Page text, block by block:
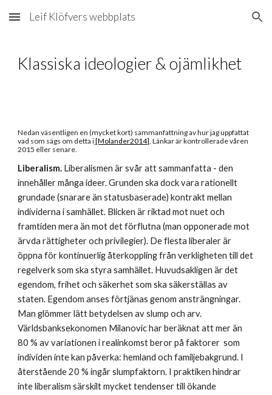
Skip to main content Skip to navigation
Leif Klöfvers webbplats
Klassiska ideologier & ojämlikhet
Nedan väsentligen en (mycket kort) sammanfattning av hur jag uppfattat
vad som sägs om detta i [Molander2014]. Länkar är kontrollerade våren
2015 eller senare.
Liberalism. Liberalismen är svår att sammanfatta - den
innehåller många ideer. Grunden ska dock vara rationellt
grundade (snarare än statusbaserade) kontrakt mellan
individerna i samhället. Blicken är riktad mot nuet och
framtiden mera än mot det förflutna (man opponerade mot
ärvda rättigheter och privilegier). De flesta liberaler är
öppna för kontinuerlig återkoppling från verkligheten till det
regelverk som ska styra samhället. Huvudsakligen är det
egendom, frihet och säkerhet som ska säkerställas av
staten. Egendom anses förtjänas genom ansträngningar.
Man glömmer lätt betydelsen av slump och arv.
Världsbanksekonomen Milanovic har beräknat att mer än
80 % av variationen i realinkomst beror på faktorer  som
individen inte kan påverka: hemland och familjebakgrund. I
återstående 20 % ingår slumpfaktorn. I praktiken hindrar
inte liberalism särskilt mycket tendenser till ökande